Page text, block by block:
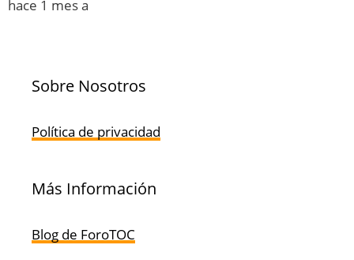
hace 1 mes a
Sobre Nosotros
Política de privacidad
Más Información
Blog de ForoTOC